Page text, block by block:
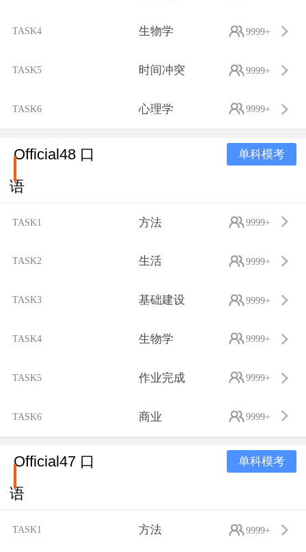
TASK4 生物学 9999+
TASK5 时间冲突 9999+
TASK6 心理学 9999+
Official48 口
语
单科模考
TASK1 方法 9999+
TASK2 生活 9999+
TASK3 基础建设 9999+
TASK4 生物学 9999+
TASK5 作业完成 9999+
TASK6 商业 9999+
Official47 口
语
单科模考
TASK1 方法 9999+